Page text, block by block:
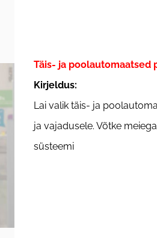
Täis- ja poolautomaatsed
Kirjeldus:
Lai valik täis- ja
ja vajadusele. Võtke
süsteemi